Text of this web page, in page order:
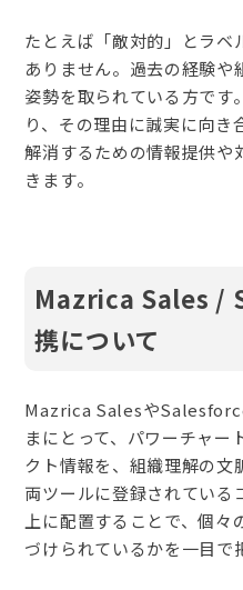
たとえば「敵対的」とラベ
ありません。過去の経験
姿勢を取られている方です
り、その理由に誠実に向き
解消するための情報提供や
きます。
Mazrica Sales /
携について
Mazrica Salesや
まにとって、パワーチャー
クト情報を、組織理解の文
両ツールに登録されている
上に配置することで、個々
づけられているかを一目で